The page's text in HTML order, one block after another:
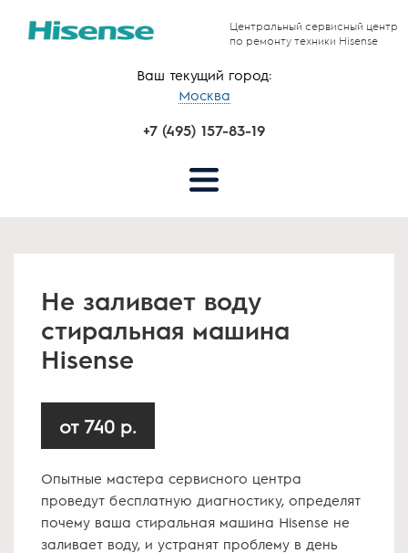
Центральный сервисный центр
по ремонту техники Hisense
Ваш текущий город:
Москва
+7 (495) 157-83-19
Не заливает воду
стиральная машина
Hisense
от 740 р.
Опытные мастера сервисного центра
проведут бесплатную диагностику, определят
почему ваша стиральная машина Hisense не
заливает воду, и устранят проблему в день